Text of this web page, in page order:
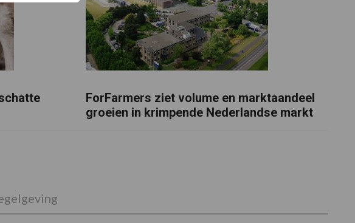
ForFarmers ziet volume en marktaandeel
groeien in krimpende Nederlandse markt